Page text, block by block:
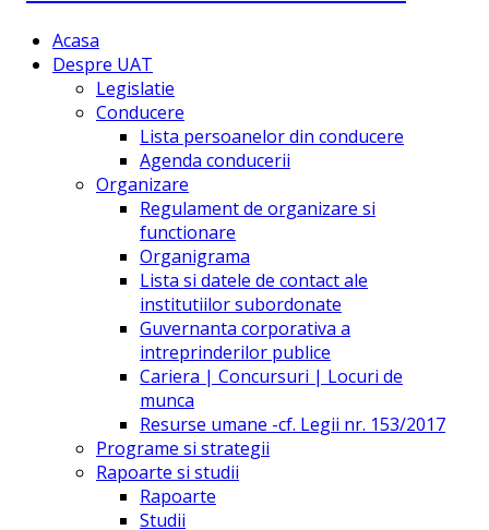
Acasa
Despre UAT
Legislatie
Conducere
Lista persoanelor din conducere
Agenda conducerii
Organizare
Regulament de organizare si
functionare
Organigrama
Lista si datele de contact ale
institutiilor subordonate
Guvernanta corporativa a
intreprinderilor publice
Cariera | Concursuri | Locuri de
munca
Resurse umane -cf. Legii nr. 153/2017
Programe si strategii
Rapoarte si studii
Rapoarte
Studii